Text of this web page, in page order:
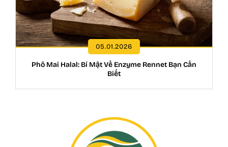
05.01.2026
Phô Mai Halal: Bí Mật Về Enzyme Rennet Bạn Cần
Biết